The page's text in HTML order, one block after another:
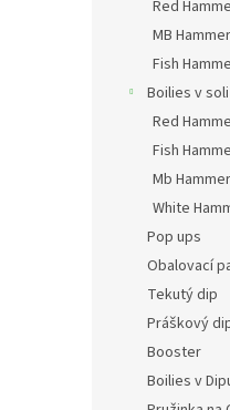
Red
MB Hammer
Fish
Boilies v soli
Red
Fish
Mb Hammer
White
Pop ups
Obalovací
Tekutý dip
Práškový
Booster
Boilies v